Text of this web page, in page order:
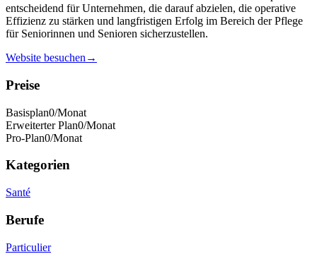
entscheidend für Unternehmen, die darauf abzielen, die operative
Effizienz zu stärken und langfristigen Erfolg im Bereich der Pflege
für Seniorinnen und Senioren sicherzustellen.
Website besuchen →
Preise
Basisplan0/Monat
Erweiterter Plan0/Monat
Pro-Plan0/Monat
Kategorien
Santé
Berufe
Particulier